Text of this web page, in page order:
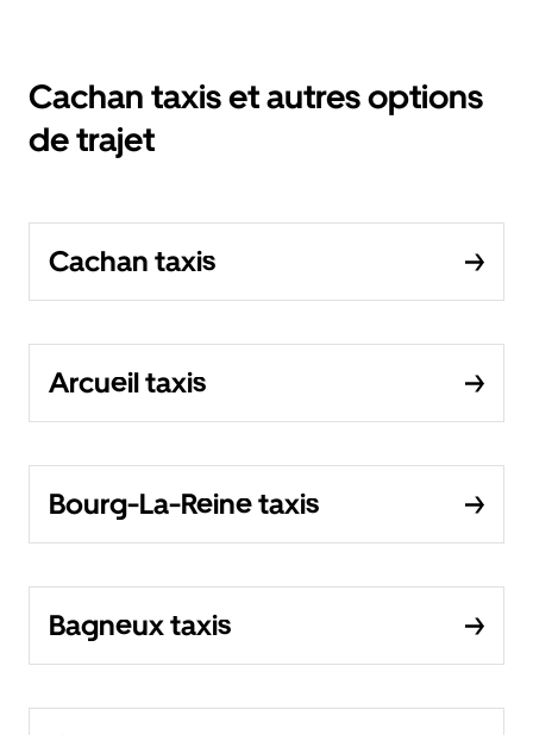
Cachan taxis et autres options
de trajet
Cachan taxis
Arcueil taxis
Bourg-La-Reine taxis
Bagneux taxis